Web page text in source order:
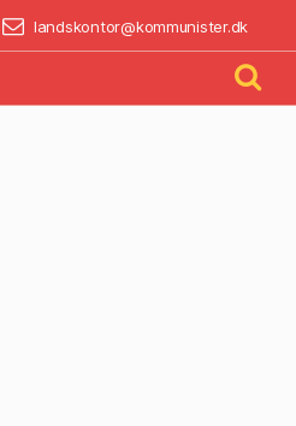
landskontor@kommunister.dk
BLIV AKTIV